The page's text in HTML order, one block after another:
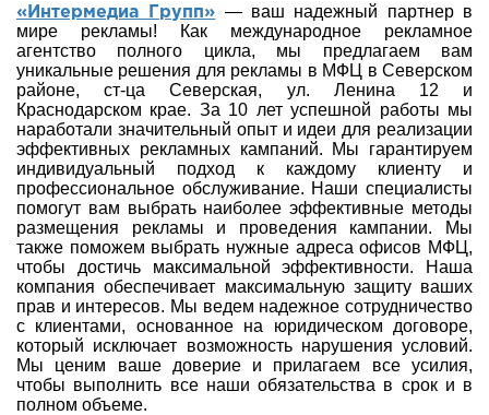
«Интермедиа Групп» — ваш надежный партнер в
мире рекламы! Как международное рекламное
агентство полного цикла, мы предлагаем вам
уникальные решения для рекламы в МФЦ в Северском
районе, ст-ца Северская, ул. Ленина 12 и
Краснодарском крае. За 10 лет успешной работы мы
наработали значительный опыт и идеи для реализации
эффективных рекламных кампаний. Мы гарантируем
индивидуальный подход к каждому клиенту и
профессиональное обслуживание. Наши специалисты
помогут вам выбрать наиболее эффективные методы
размещения рекламы и проведения кампании. Мы
также поможем выбрать нужные адреса офисов МФЦ,
чтобы достичь максимальной эффективности. Наша
компания обеспечивает максимальную защиту ваших
прав и интересов. Мы ведем надежное сотрудничество
с клиентами, основанное на юридическом договоре,
который исключает возможность нарушения условий.
Мы ценим ваше доверие и прилагаем все усилия,
чтобы выполнить все наши обязательства в срок и в
полном объеме.